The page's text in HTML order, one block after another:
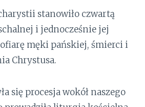
stanowiło czwartą
i jednocześnie jej
męki pańskiej, śmierci i
Chrystusa.
się procesja wokół naszego